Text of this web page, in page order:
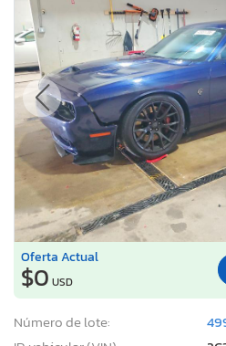
Oferta Actual
$0 USD
Número de lote: